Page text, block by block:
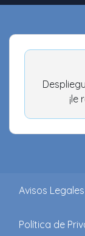
¡le
Avisos Legales
Política de